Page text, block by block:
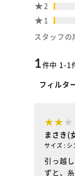
2
1
スタッフの
1件中 1-1
フィルタ
まさき(
サイズ : シ
引っ越
ずと、